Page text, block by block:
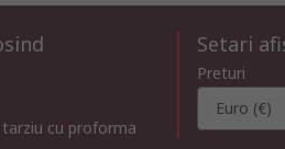
cu proforma
Setari
Preturi
Euro (€)